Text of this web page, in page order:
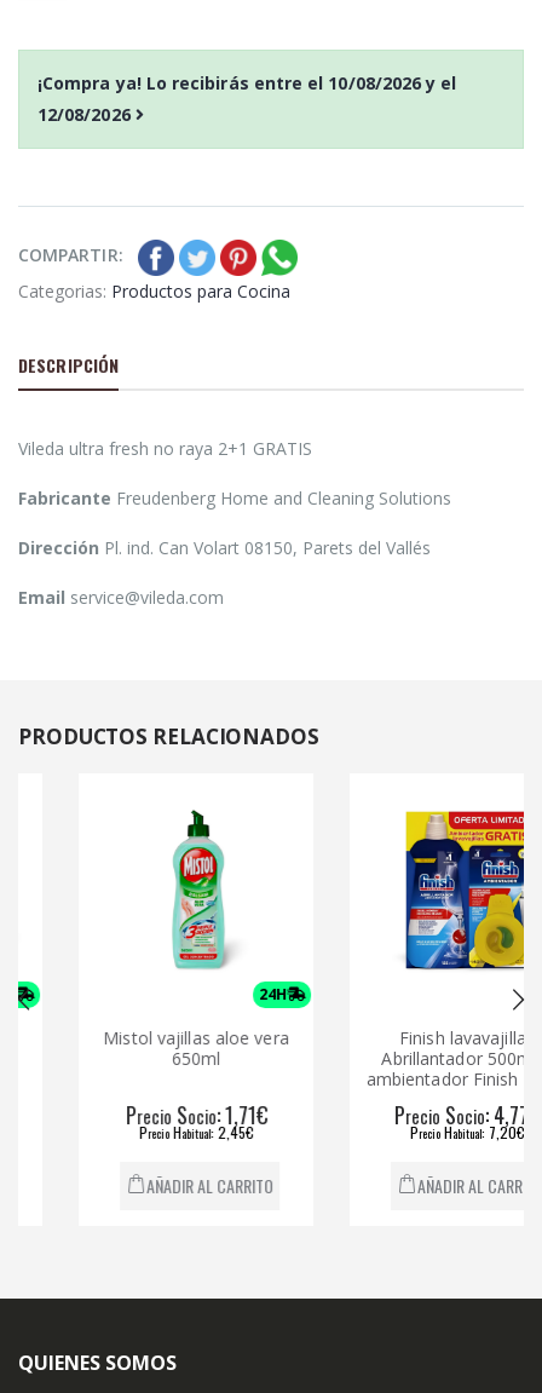
¡Compra ya! Lo recibirás entre el 10/08/2026y el
12/08/2026
COMPARTIR:
Categorias: Productos para Cocina
DESCRIPCIÓN
Vileda ultra fresh no raya 2+1 GRATIS
Fabricante Freudenberg Home and Cleaning Solutions
Dirección Pl. ind. Can Volart 08150, Parets del Vallés
Email service@vileda.com
PRODUCTOS RELACIONADOS
24H
Mistol vajillas aloe vera
650ml
recioSocio: 1,71€
Habitual: 2,45€
AÑADIR AL CARRITO
24H
Finish lavavajillas
Abrillantador 500ml +
ambientador Finish limón
recioSocio: 4,77€
Habitual : 7,20€
AÑADIR AL CARRITO
QUIENES SOMOS